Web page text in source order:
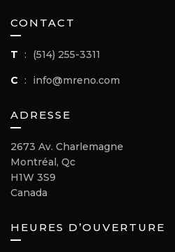
CONTACT
T : (514) 255-3311
C : info@mreno.com
ADRESSE
2673 Av. Charlemagne
Montréal, Qc
H1W 3S9
Canada
HEURES D’OUVERTURE